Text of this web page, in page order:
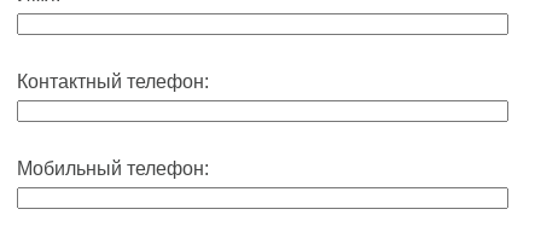
Контактный телефон:
Мобильный телефон: